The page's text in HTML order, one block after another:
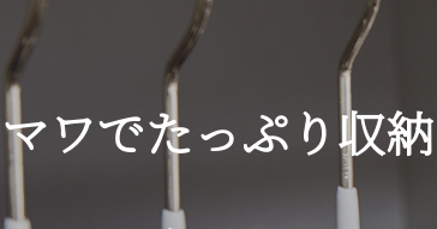
マワでたっぷり収納